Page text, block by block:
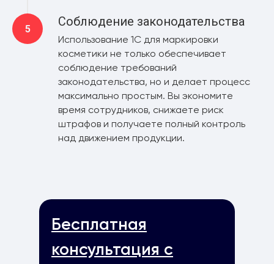
Соблюдение законодательства
Использование 1С для маркировки
косметики не только обеспечивает
соблюдение требований
законодательства, но и делает процесс
максимально простым. Вы экономите
время сотрудников, снижаете риск
штрафов и получаете полный контроль
над движением продукции.
Бесплатная
консультация с